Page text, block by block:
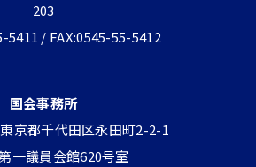
203
5411 / FAX:0545-55-5412
国会事務所
京都千代田区永田町2-2-1
一議員会館620号室